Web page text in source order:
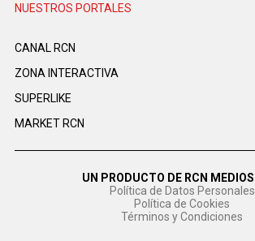
NUESTROS PORTALES
CANAL RCN
ZONA INTERACTIVA
SUPERLIKE
MARKET RCN
UN PRODUCTO DE RCN
Política de Datos Personales
Política de Cookies
Términos y Condiciones